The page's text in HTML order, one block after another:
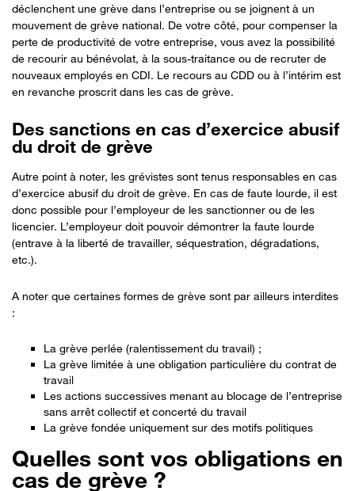
déclenchent une grève dans l’entreprise ou se joignent à un
mouvement de grève national. De votre côté, pour compenser la
perte de productivité de votre entreprise, vous avez la possibilité
de recourir au bénévolat, à la sous-traitance ou de recruter de
nouveaux employés en CDI. Le recours au CDD ou à l’intérim est
en revanche proscrit dans les cas de grève.
Des sanctions en cas d’exercice abusif
du droit de grève
Autre point à noter, les grévistes sont tenus responsables en cas
d’exercice abusif du droit de grève. En cas de faute lourde, il est
donc possible pour l’employeur de les sanctionner ou de les
licencier. L’employeur doit pouvoir démontrer la faute lourde
(entrave à la liberté de travailler, séquestration, dégradations,
etc.).
A noter que certaines formes de grève sont par ailleurs interdites
:
La grève perlée (ralentissement du travail) ;
La grève limitée à une obligation particulière du contrat de
travail
Les actions successives menant au blocage de l’entreprise
sans arrêt collectif et concerté du travail
La grève fondée uniquement sur des motifs politiques
Quelles sont vos obligations en
cas de grève ?